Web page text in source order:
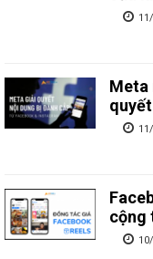
Meta
cộng